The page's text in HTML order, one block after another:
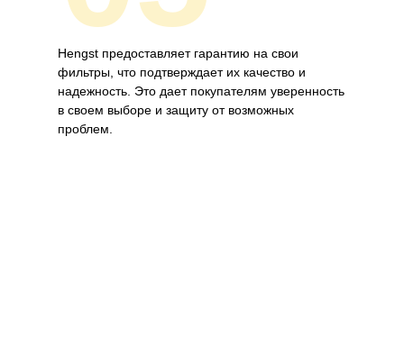
Hengst предоставляет гарантию на свои
фильтры, что подтверждает их качество и
надежность. Это дает покупателям уверенность
в своем выборе и защиту от возможных
проблем.